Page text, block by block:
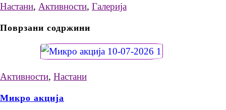
Настани, Активности, Галерија
Поврзани содржини
Активности, Настани
Микро акција